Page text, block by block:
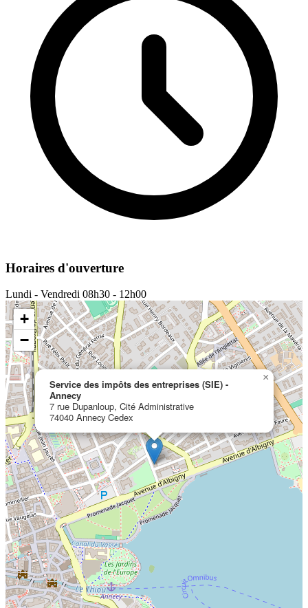
Horaires d'ouverture
Lundi - Vendredi 08h30 - 12h00
Service des impôts des entreprises (SIE) -
Annecy
7 rue Dupanloup, Cité Administrative
74040 Annecy Cedex
×
+
−